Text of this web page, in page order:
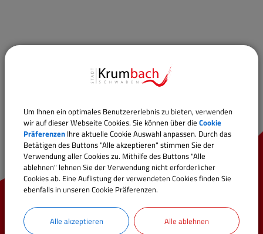
Schnellzugriff
Um Ihnen ein optimales Benutzererlebnis zu bieten, verwenden
wir auf dieser Webseite Cookies. Sie können über die Cookie
Präferenzen Ihre aktuelle Cookie Auswahl anpassen. Durch das
Betätigen des Buttons "Alle akzeptieren" stimmen Sie der
Verwendung aller Cookies zu. Mithilfe des Buttons "Alle
ablehnen" lehnen Sie der Verwendung nicht erforderlicher
Cookies ab. Eine Auflistung der verwendeten Cookies finden Sie
ebenfalls in unseren Cookie Präferenzen.
Alle akzeptieren Alle ablehnen